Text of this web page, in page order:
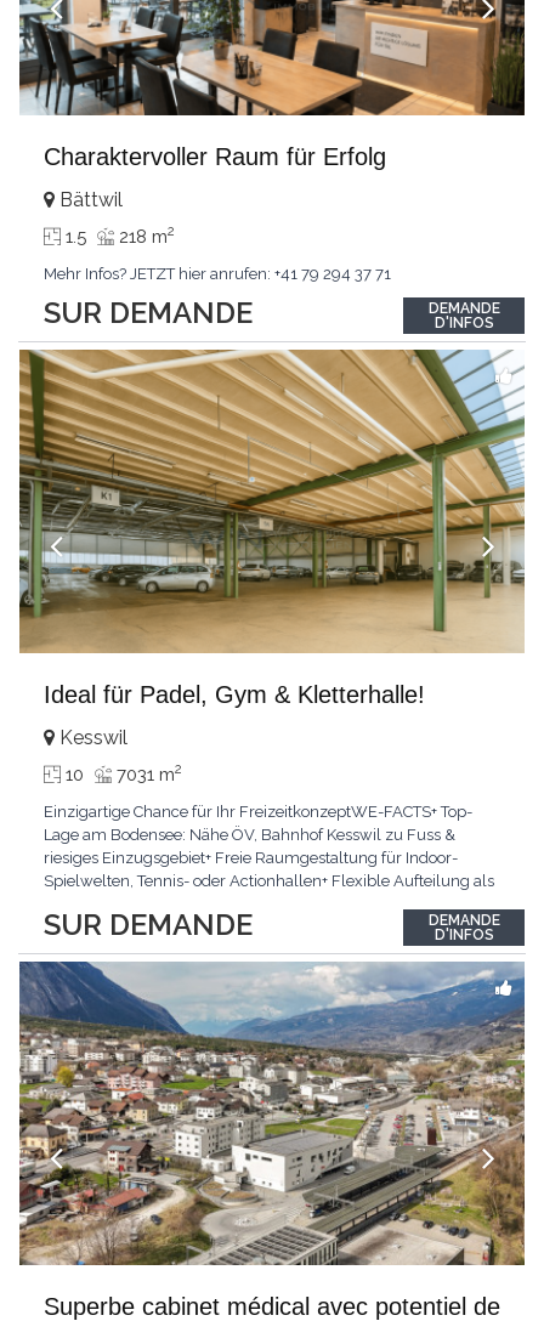
Charaktervoller Raum für Erfolg
SUR DEMANDE
Bättwil
1.5 218 m2
Mehr Infos? JETZT hier anrufen: +41 79 294 37 71
DEMANDE
D'INFOS
Ideal für Padel, Gym & Kletterhalle!
SUR DEMANDE
Kesswil
10 7031 m2
Einzigartige Chance für Ihr FreizeitkonzeptWE-FACTS+ Top-
Lage am Bodensee: Nähe ÖV, Bahnhof Kesswil zu Fuss &
riesiges Einzugsgebiet+ Freie Raumgestaltung für Indoor-
Spielwelten, Tennis- oder Actionhallen+ Flexible Aufteilung als
Gastronomen und FreizeitanbieterKLARTEXT: Sehr viel Platz für
Ihr ertragsstarkes GrossprojektInteressiert?...
DEMANDE
D'INFOS
Superbe cabinet médical avec potentiel de